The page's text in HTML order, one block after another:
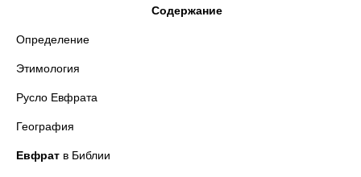
Содержание
Определение
Этимология
Русло Евфрата
География
Евфрат в Библии